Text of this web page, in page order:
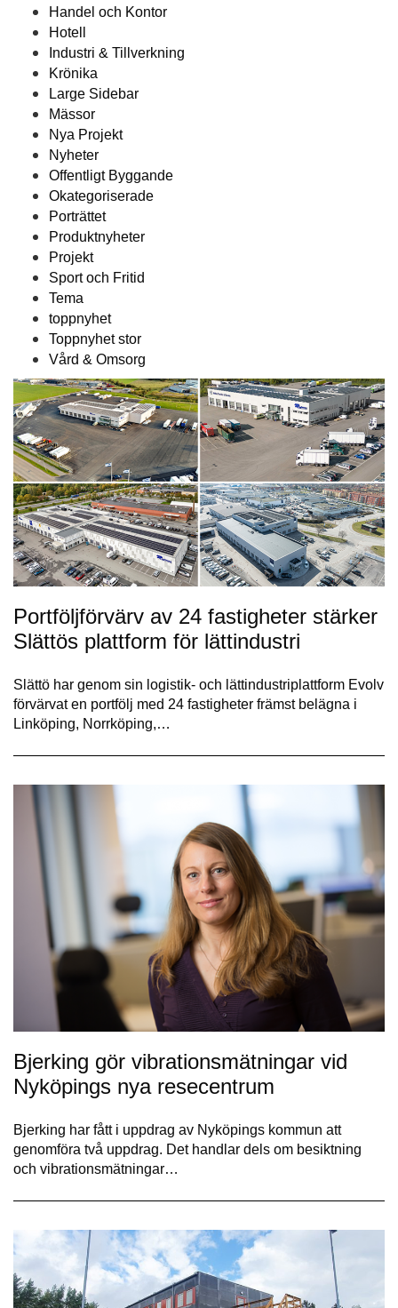
Handel och Kontor
Hotell
Industri & Tillverkning
Krönika
Large Sidebar
Mässor
Nya Projekt
Nyheter
Offentligt Byggande
Okategoriserade
Porträttet
Produktnyheter
Projekt
Sport och Fritid
Tema
toppnyhet
Toppnyhet stor
Vård & Omsorg
Portföljförvärv av 24 fastigheter stärker
Slättös plattform för lättindustri
Slättö har genom sin logistik- och lättindustriplattform Evolv
förvärvat en portfölj med 24 fastigheter främst belägna i
Linköping, Norrköping,…
Bjerking gör vibrationsmätningar vid
Nyköpings nya resecentrum
Bjerking har fått i uppdrag av Nyköpings kommun att
genomföra två uppdrag. Det handlar dels om besiktning
och vibrationsmätningar…